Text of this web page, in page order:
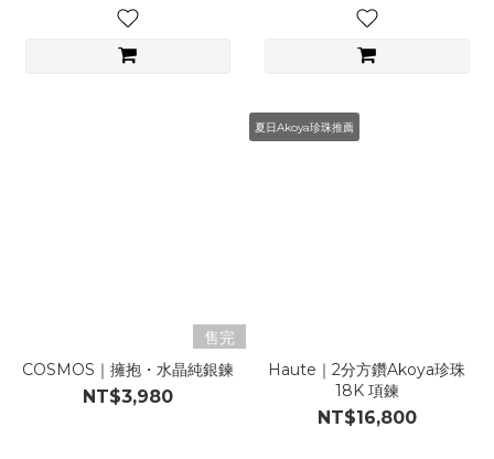
售完
COSMOS｜擁抱・水晶純銀鍊
NT$3,980
夏日Akoya珍珠推薦
Haute｜2分方鑽Akoya珍珠
18K 項鍊
NT$16,800